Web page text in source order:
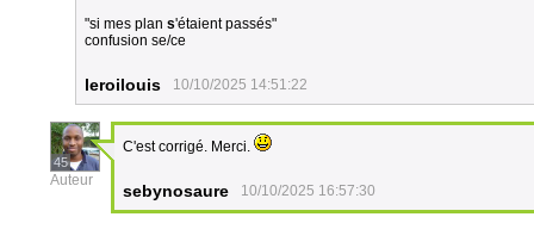
"si mes plan s'étaient passés"
confusion se/ce
leroilouis 10/10/2025 14:51:22
45
Auteur
C'est corrigé. Merci.
sebynosaure 10/10/2025 16:57:30